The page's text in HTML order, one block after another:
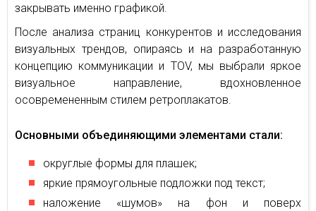
закрывать именно графикой.
После анализа страниц конкурентов и исследования
визуальных трендов, опираясь и на разработанную
концепцию коммуникации и TOV, мы выбрали яркое
визуальное направление, вдохновленное
осовремененным стилем ретроплакатов.
Основными объединяющими элементами стали:
округлые формы для плашек;
яркие прямоугольные подложки под текст;
наложение «шумов» на фон и поверх